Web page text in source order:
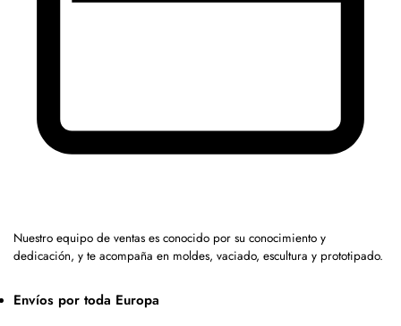
Nuestro equipo de ventas es conocido por su conocimiento y
dedicación, y te acompaña en moldes, vaciado, escultura y prototipado.
Envíos por toda Europa